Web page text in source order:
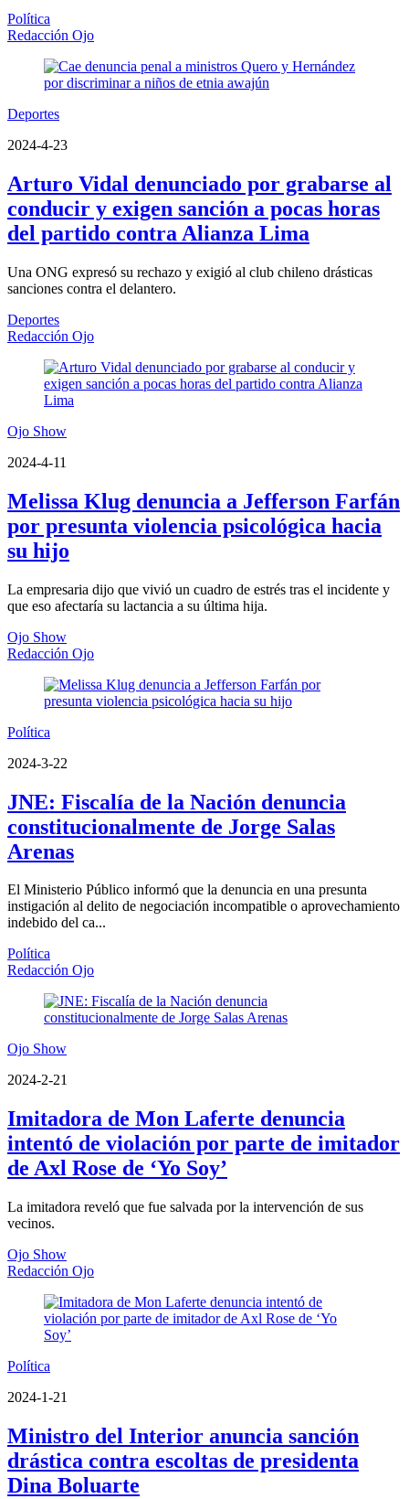
Política
Redacción Ojo
Deportes
2024-4-23
Arturo Vidal denunciado por grabarse al
conducir y exigen sanción a pocas horas
del partido contra Alianza Lima
Una ONG expresó su rechazo y exigió al club chileno drásticas
sanciones contra el delantero.
Deportes
Redacción Ojo
Ojo Show
2024-4-11
Melissa Klug denuncia a Jefferson Farfán
por presunta violencia psicológica hacia
su hijo
La empresaria dijo que vivió un cuadro de estrés tras el incidente y
que eso afectaría su lactancia a su última hija.
Ojo Show
Redacción Ojo
Política
2024-3-22
JNE: Fiscalía de la Nación denuncia
constitucionalmente de Jorge Salas
Arenas
El Ministerio Público informó que la denuncia en una presunta
instigación al delito de negociación incompatible o aprovechamiento
indebido del ca...
Política
Redacción Ojo
Ojo Show
2024-2-21
Imitadora de Mon Laferte denuncia
intentó de violación por parte de imitador
de Axl Rose de ‘Yo Soy’
La imitadora reveló que fue salvada por la intervención de sus
vecinos.
Ojo Show
Redacción Ojo
Política
2024-1-21
Ministro del Interior anuncia sanción
drástica contra escoltas de presidenta
Dina Boluarte